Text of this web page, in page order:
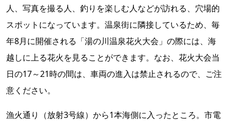
人、写真を撮る人、釣りを楽しむ人などが訪れる、穴場的
スポットになっています。温泉街に隣接しているため、毎
年8月に開催される「湯の川温泉花火大会」の際には、海
越しに上る花火を見ることができます。なお、花火大会当
日の17～21時の間は、車両の進入は禁止されるので、ご注
意ください。
漁火通り（放射3号線）から1本海側に入ったところ。市電